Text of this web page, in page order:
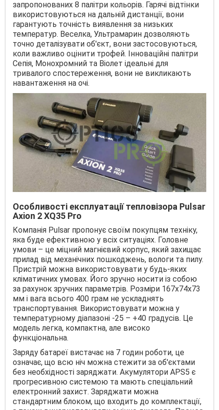
запропонованих 8 палітри кольорів. Гарячі відтінки
використовуються на дальній дистанції, вони
гарантують точність виявлення за низьких
температур. Веселка, Ультрамарин дозволяють
точно деталізувати об'єкт, вони застосовуються,
коли важливо оцінити трофей. Інноваційні палітри
Сепія, Монохромний та Віолет ідеальні для
тривалого спостереження, вони не викликають
навантаження на очі.
Особливості експлуатації тепловізора Pulsar
Axion 2 XQ35 Pro
Компанія Pulsar пропонує своїм покупцям техніку,
яка буде ефективною у всіх ситуаціях. Головне
умови – це міцний магнієвий корпус, який захищає
прилад від механічних пошкоджень, вологи та пилу.
Пристрій можна використовувати у будь-яких
кліматичних умовах. Його зручно носити із собою
за рахунок зручних параметрів. Розміри 167x74x73
мм і вага всього 400 грам не ускладнять
транспортування. Використовувати можна у
температурному діапазоні -25 – +40 градусів. Це
модель легка, компактна, але високо
функціональна.
Заряду батареї вистачає на 7 годин роботи, це
означає, що всю ніч можна стежити за об'єктами
без необхідності заряджати. Акумулятори APS5 є
прогресивною системою та мають спеціальний
електронний захист. Заряджати можна
стандартним блоком, що входить до комплектації,